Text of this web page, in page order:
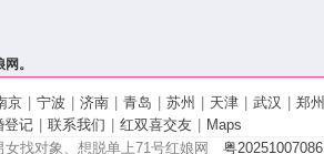
。
京 宁波 济南 青岛 苏州 天津 武汉 郑州
登记 联系我们 红双喜交友
Maps
找对象、想脱单上71号红娘网 粤20251007086